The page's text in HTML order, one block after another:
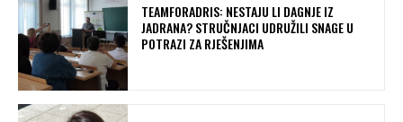
TEAMFORADRIS: NESTAJU LI DAGNJE IZ
JADRANA? STRUČNJACI UDRUŽILI SNAGE U
POTRAZI ZA RJEŠENJIMA